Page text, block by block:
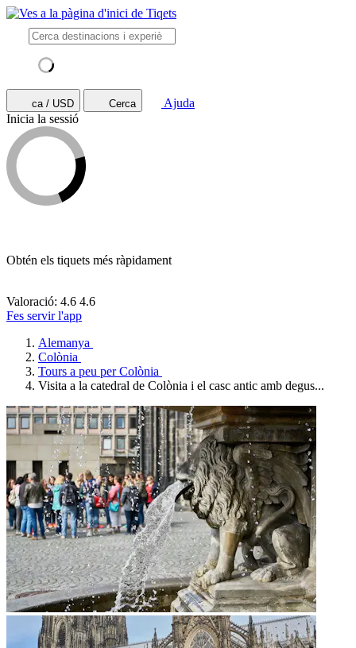
ca / USD Cerca
Ajuda
Inicia la sessió
Obtén els tiquets més ràpidament
Valoració: 4.6 4.6
Fes servir l'app
Alemanya
Colònia
Tours a peu per Colònia
Visita a la catedral de Colònia i el casc antic amb degus...